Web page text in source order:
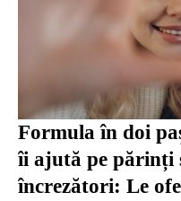
Formula în doi
îi ajută pe părinți
încrezători: Le